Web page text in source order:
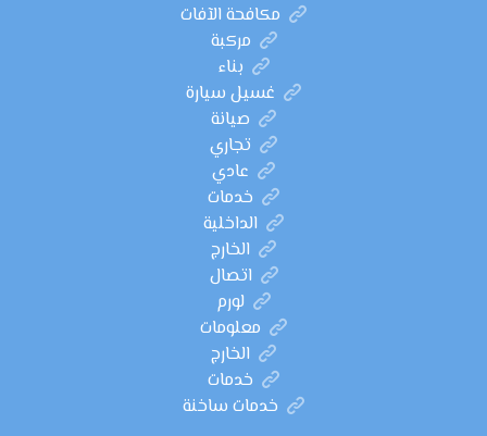
مكافحة الآفات
مركبة
بناء
غسيل سيارة
صيانة
تجاري
عادي
خدمات
الداخلية
الخارج
اتصال
لورم
معلومات
الخارج
خدمات
خدمات ساخنة